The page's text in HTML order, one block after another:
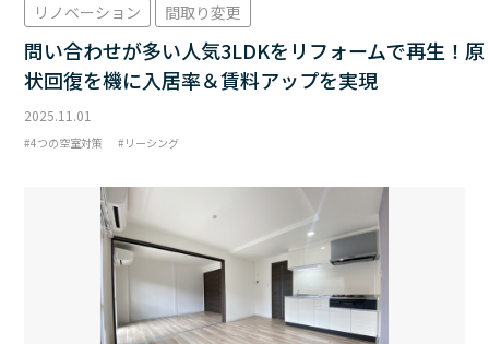
リノベーション 間取り変更
問い合わせが多い人気3LDKをリフォームで再生！原
状回復を機に入居率＆賃料アップを実現
2025.11.01
4つの空室対策 リーシング